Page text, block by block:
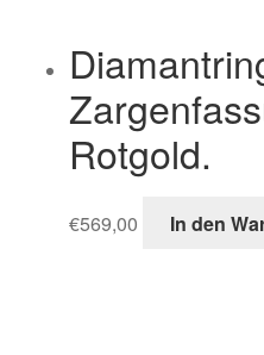
Rotgold.
€569,00 In den